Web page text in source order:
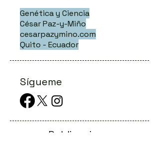
Genética y Ciencia
César Paz-y-Miño
cesarpazymino.com
Quito - Ecuador
Sígueme
Publicacione